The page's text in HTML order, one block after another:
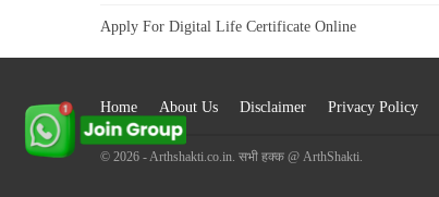
Apply For Digital Life Certificate Online
Home About Us Disclaimer Privacy Policy
© 2026 - Arthshakti.co.in. सभी हक्क @ ArthShakti.